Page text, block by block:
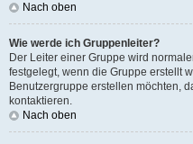
Nach oben
Wie werde ich Gruppenleiter?
Der Leiter einer Gruppe wird
festgelegt, wenn die Gruppe erstellt
Benutzergruppe erstellen möchten,
kontaktieren.
Nach oben